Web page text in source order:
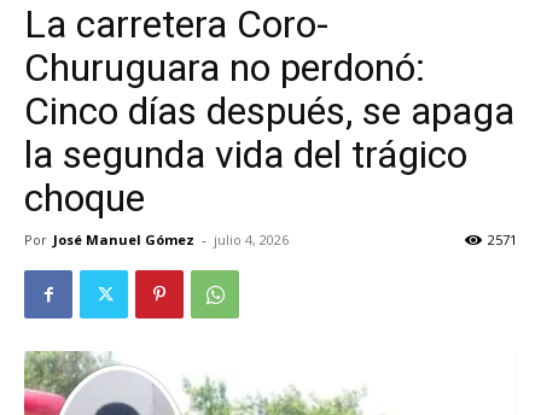
La carretera Coro-
Churuguara no perdonó:
Cinco días después, se apaga
la segunda vida del trágico
choque
Por José Manuel Gómez - julio 4, 2026 2571